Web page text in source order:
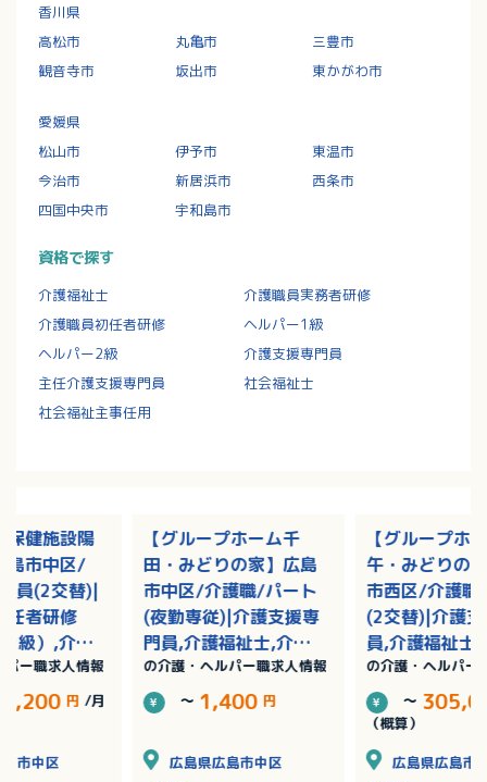
香川県
高松市
丸亀市
三豊市
観音寺市
坂出市 東かがわ市
愛媛県
松山市
伊予市
東温市
今治市
新居浜市
西条市
四国中央市
宇和島市
資格で探す
介護福祉士
介護職員実務者研修
介護職員初任者研修
ヘルパー1級
ヘルパー2級
介護支援専門員
主任介護支援専門員
社会福祉士
社会福祉主事任用
【グループホーム千
田・みどりの家】広島
市中区/介護職/パート
(夜勤専従)|介護支援専
門員,介護福祉士,介護
職員初任者研修（ヘル
パー2級）,介護職員実
務者研修（ヘルパー1
級）
の介護・ヘルパー職求人情報
～ 1,400 円
広島県広島市中区
【グループホ
午・みどりの
市西区/介護職
(2交替)|介護支
員,介護福祉士,
員初任者研修
ー2級）,介護
者研修（ヘル
級）/賞与あり
の介護・ヘルパー
～
（概算）
広島県広島市
保健施設陽
島市中区/
員(2交替)|
任者研修
2級）,介護
研修（ヘル
賞与あり
ー職求人情報
円 /月
市中区